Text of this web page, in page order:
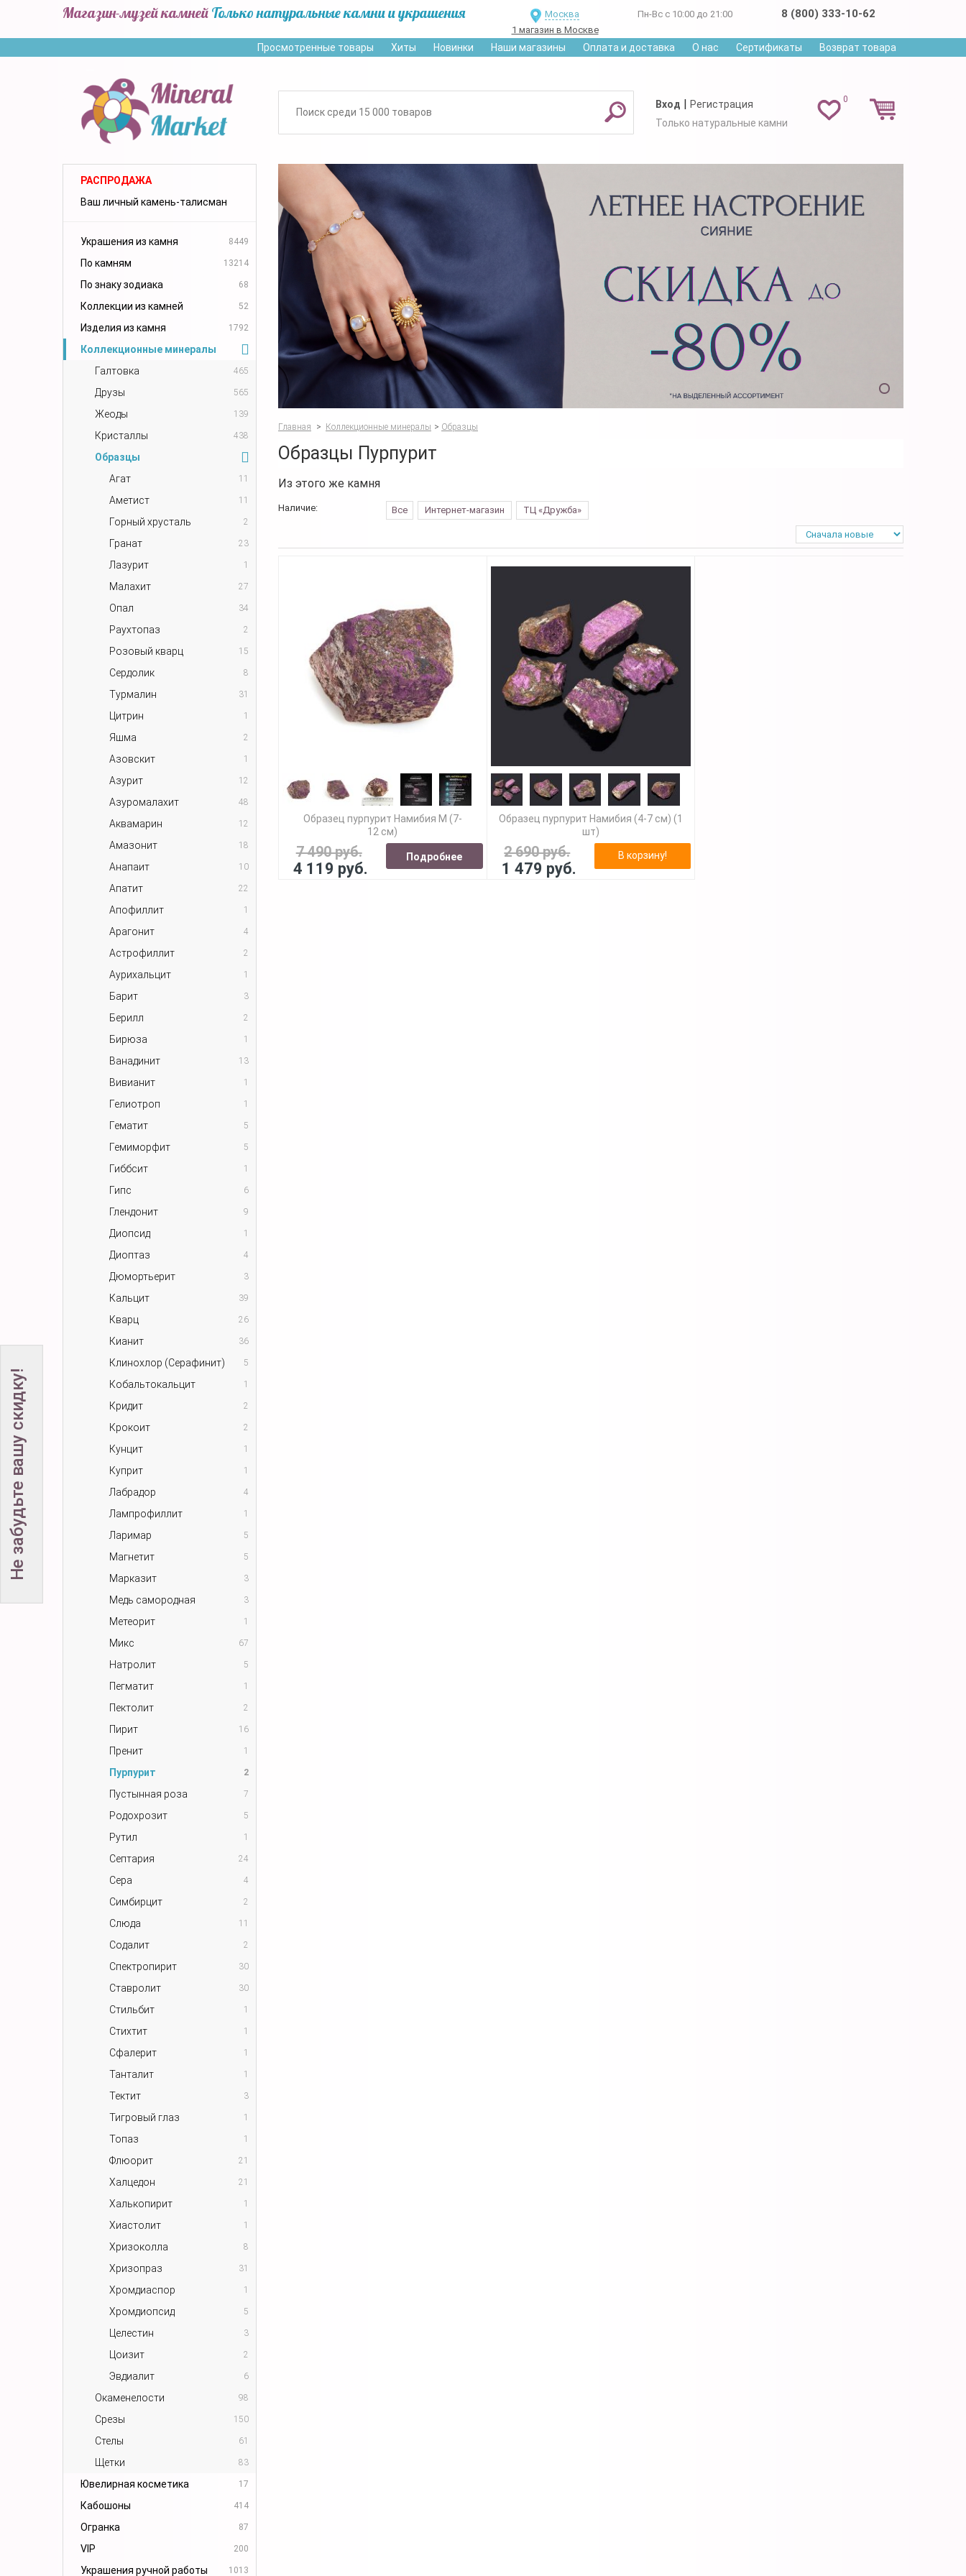
Магазин-музей камней Только натуральные камни и украшения
Москва
1 магазин в Москве
Пн-Вс с 10:00 до 21:00 8 (800) 333-10-62
Просмотренные товары Хиты Новинки Наши магазины Оплата и доставка О нас Сертификаты Возврат товара
0
Вход | Регистрация
Только натуральные камни
РАСПРОДАЖА
Ваш личный камень-талисман
Украшения из камня 8449
По камням 13214
По знаку зодиака 68
Коллекции из камней 52
Изделия из камня 1792
Коллекционные минералы
Галтовка
465
Друзы 565
Жеоды 139
Кристаллы 438
Образцы
Агат
11
Аметист 11
Горный хрусталь 2
Гранат 23
Лазурит 1
Малахит 27
Опал 34
Раухтопаз 2
Розовый кварц 15
Сердолик 8
Турмалин 31
Цитрин 1
Яшма 2
Азовскит 1
Азурит 12
Азуромалахит 48
Аквамарин 12
Амазонит 18
Анапаит 10
Апатит 22
Апофиллит 1
Арагонит 4
Астрофиллит 2
Аурихальцит 1
Барит 3
Берилл 2
Бирюза 1
Ванадинит 13
Вивианит 1
Гелиотроп 1
Гематит 5
Гемиморфит 5
Гиббсит 1
Гипс 6
Глендонит 9
Диопсид 1
Диоптаз 4
Дюмортьерит 3
Кальцит 39
Кварц 26
Кианит 36
Клинохлор (Серафинит) 5
Кобальтокальцит 1
Кридит 2
Крокоит 2
Кунцит 1
Куприт 1
Лабрадор 4
Лампрофиллит 1
Ларимар 5
Магнетит 5
Марказит 3
Медь самородная 3
Метеорит 1
Микс 67
Натролит 5
Пегматит 1
Пектолит 2
Пирит 16
Пренит 1
Пурпурит 2
Пустынная роза 7
Родохрозит 5
Рутил 1
Септария 24
Сера 4
Симбирцит 2
Слюда 11
Содалит 2
Спектропирит 30
Ставролит 30
Стильбит 1
Стихтит 1
Сфалерит 1
Танталит 1
Тектит 3
Тигровый глаз 1
Топаз 1
Флюорит 21
Халцедон 21
Халькопирит 1
Хиастолит 1
Хризоколла 8
Хризопраз 31
Хромдиаспор 1
Хромдиопсид 5
Целестин 3
Цоизит 2
Эвдиалит 6
Окаменелости 98
Срезы 150
Стелы 61
Щетки 83
Ювелирная косметика 17
Кабошоны 414
Огранка 87
VIP 200
Украшения ручной работы 1013
Главная > Коллекционные минералы > Образцы
Образцы Пурпурит
Из этого же камня
Наличие: Все Интернет-магазин ТЦ «Дружба»
Образец пурпурит Намибия M (7-
12 см)
7 490 руб.
4 119 руб.
Подробнее
Образец пурпурит Намибия (4-7 см) (1
шт)
2 690 руб.
1 479 руб.
В корзину!
Не забудьте вашу скидку!